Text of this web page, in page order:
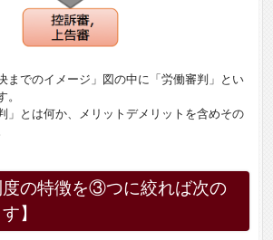
までのイメージ」図の中に「労働審判」とい
。
」とは何か、メリットデメリットを含めその
度の特徴を③つに絞れば次の
】